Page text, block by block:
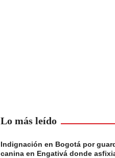
Lo más leído
Indignación en Bogotá por
canina en Engativá donde